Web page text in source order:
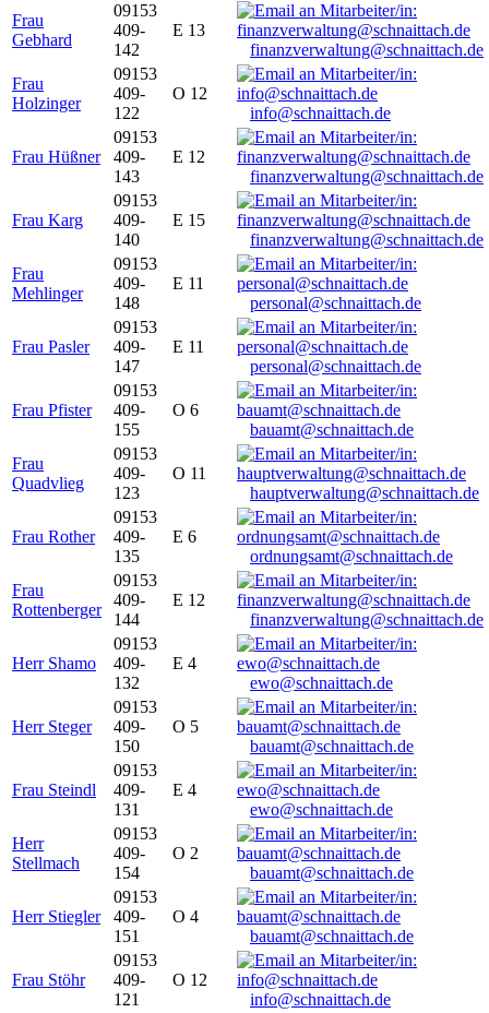
Frau
Gebhard
09153
409-
142
E 13
finanzverwaltung@schnaittach.de
Frau
Holzinger
09153
409-
122
O 12
info@schnaittach.de
Frau Hüßner
09153
409-
143
E 12
finanzverwaltung@schnaittach.de
Frau Karg
09153
409-
140
E 15
finanzverwaltung@schnaittach.de
Frau
Mehlinger
09153
409-
148
E 11
personal@schnaittach.de
Frau Pasler
09153
409-
147
E 11
personal@schnaittach.de
Frau Pfister
09153
409-
155
O 6
bauamt@schnaittach.de
Frau
Quadvlieg
09153
409-
123
O 11
hauptverwaltung@schnaittach.de
Frau Rother
09153
409-
135
E 6
ordnungsamt@schnaittach.de
Frau
Rottenberger
09153
409-
144
E 12
finanzverwaltung@schnaittach.de
Herr Shamo
09153
409-
132
E 4
ewo@schnaittach.de
Herr Steger
09153
409-
150
O 5
bauamt@schnaittach.de
Frau Steindl
09153
409-
131
E 4
ewo@schnaittach.de
Herr
Stellmach
09153
409-
154
O 2
bauamt@schnaittach.de
Herr Stiegler
09153
409-
151
O 4
bauamt@schnaittach.de
Frau Stöhr
09153
409-
121
O 12
info@schnaittach.de